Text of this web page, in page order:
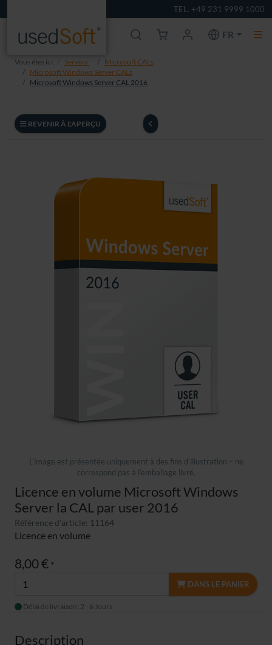
TEL. +49 231 9999 1000
FR
Vous êtes ici: Serveur
Microsoft CALs
Microsoft Windows Server CALs
Microsoft Windows Server CAL 2016
REVENIR À L'APERÇU
L’image est présentée uniquement à des fins d’illustration – ne
correspond pas à l’emballage livré.
Licence en volume Microsoft Windows
Server la CAL par user 2016
Référence d'article: 11164
Licence en volume
8,00 € *
DANS LE PANIER
Délai de livraison: 2 - 6 Jours
Description